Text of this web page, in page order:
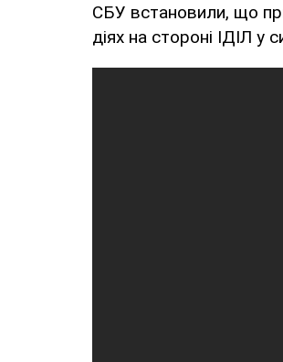
СБУ встановили, що
діях на стороні ІДІЛ у